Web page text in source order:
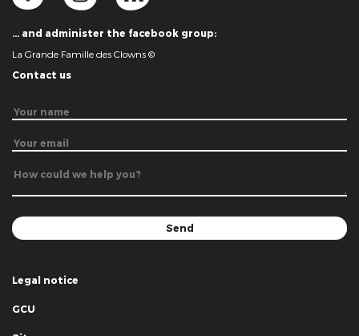
… and administer the facebook group:
La Grande Famille des Clowns ©
Contact us
Legal notice
GCU